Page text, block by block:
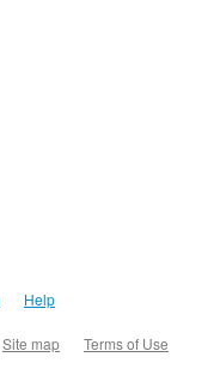
Help
Site map Terms of Use